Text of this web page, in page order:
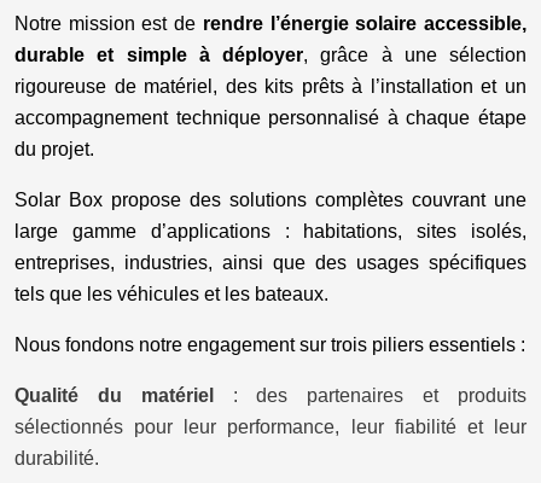
Notre mission est de rendre l’énergie solaire accessible,
durable et simple à déployer, grâce à une sélection
rigoureuse de matériel, des kits prêts à l’installation et un
accompagnement technique personnalisé à chaque étape
du projet.
Solar Box propose des solutions complètes couvrant une
large gamme d’applications : habitations, sites isolés,
entreprises, industries, ainsi que des usages spécifiques
tels que les véhicules et les bateaux.
Nous fondons notre engagement sur trois piliers essentiels :
Qualité du matériel
: des partenaires et produits
sélectionnés pour leur performance, leur fiabilité et leur
durabilité.